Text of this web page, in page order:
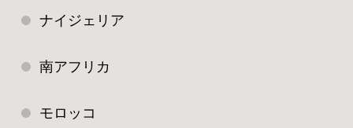
ナイジェリア
南アフリカ
モロッコ